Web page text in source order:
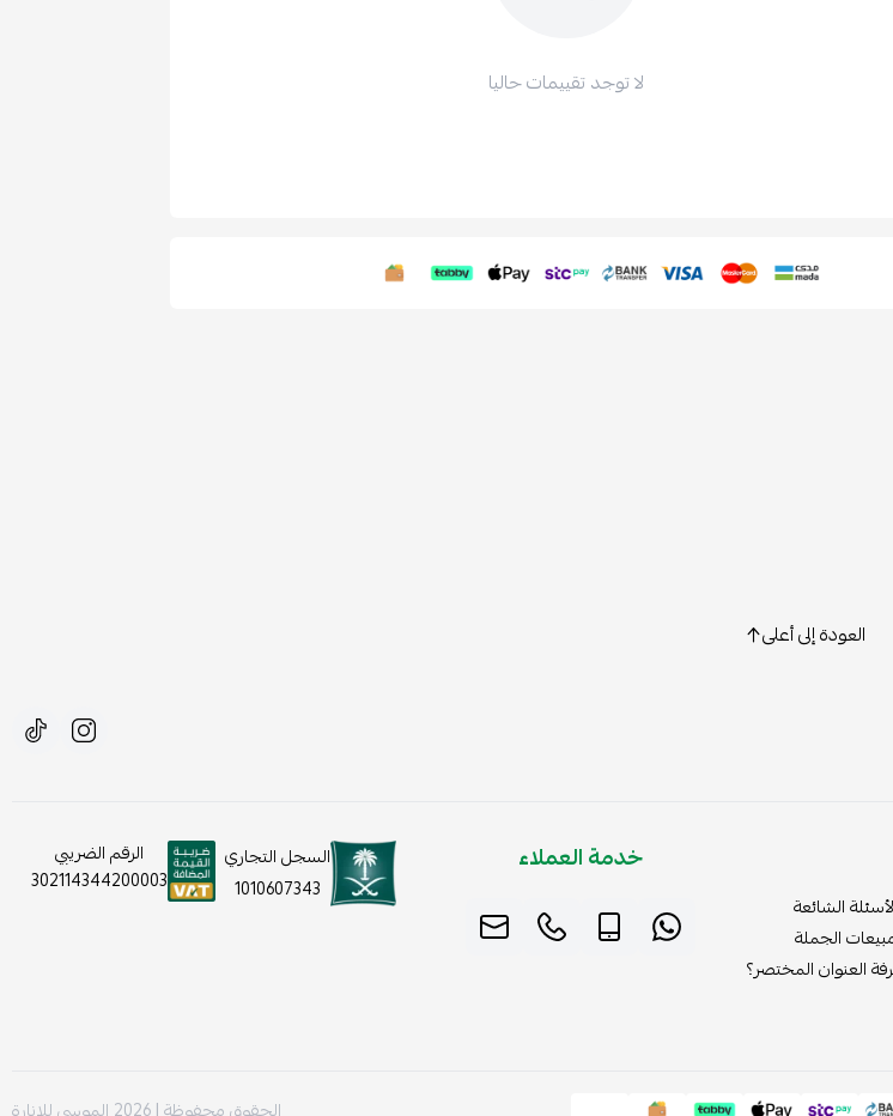
لا توجد تقييمات حاليا
العودة إلى أعلى
الشائعة
الجملة
العنوان المختصر؟
خدمة العملاء
السجل التجاري
1010607343
الرقم الضريبي
302114344200003